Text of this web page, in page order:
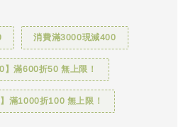
消費滿3000現減400
滿600折50 無上限！
滿1000折100 無上限！